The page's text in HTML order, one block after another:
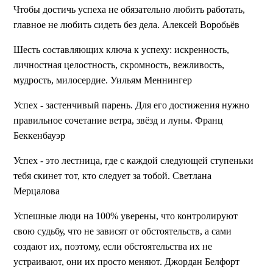
Чтобы достичь успеха не обязательно любить работать,
главное не любить сидеть без дела. Алексей Воробьёв
Шесть составляющих ключа к успеху: искренность,
личностная целостность, скромность, вежливость,
мудрость, милосердие. Уильям Меннингер
Успех - застенчивый парень. Для его достижения нужно
правильное сочетание ветра, звёзд и луны. Франц
Беккенбауэр
Успех - это лестница, где с каждой следующей ступеньки
тебя скинет тот, кто следует за тобой. Светлана
Мерцалова
Успешные люди на 100% уверены, что контролируют
свою судьбу, что не зависят от обстоятельств, а сами
создают их, поэтому, если обстоятельства их не
устраивают, они их просто меняют. Джордан Белфорт